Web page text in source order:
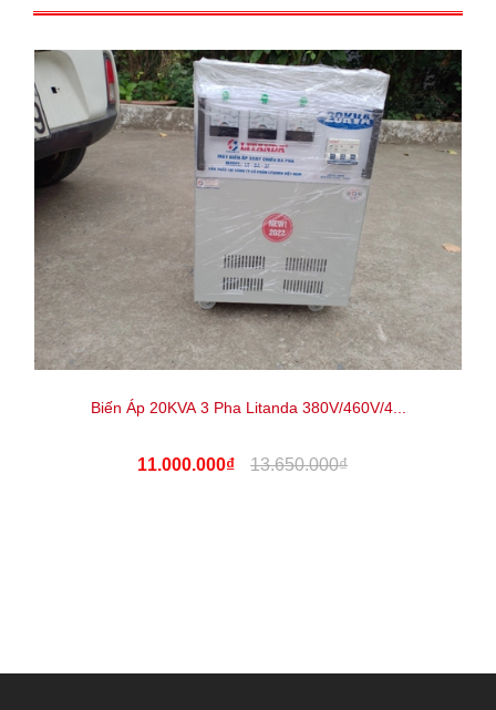
Biến Áp 20KVA 3 Pha Litanda 380V/460V/4...
11.000.000₫ 13.650.000₫